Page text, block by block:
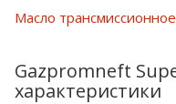
Масло
Gazpromneft
характеристики